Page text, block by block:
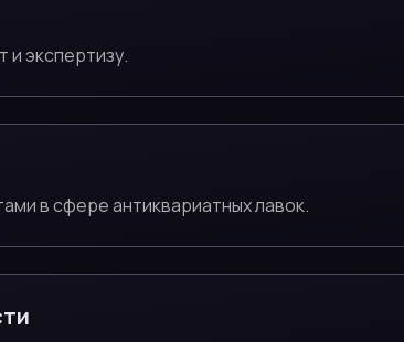
и экспертизу.
в сфере антиквариатных лавок.